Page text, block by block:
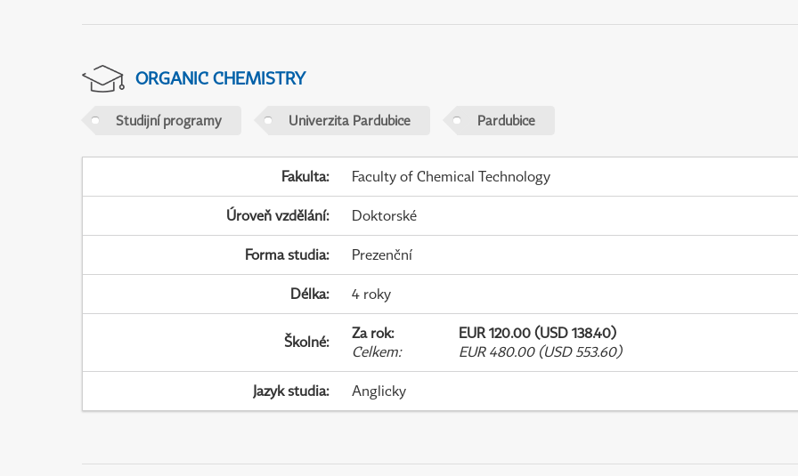
ORGANIC CHEMISTRY
Studijní programy Univerzita Pardubice Pardubice
Fakulta: Faculty of Chemical Technology
Úroveň vzdělání: Doktorské
Forma studia: Prezenční
Délka: 4 roky
Školné: Za rok:
EUR 120.00 (USD 138.40)
Celkem: EUR 480.00 (USD 553.60)
Jazyk studia: Anglicky